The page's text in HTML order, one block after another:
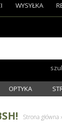
WYSYŁKA
OPTYKA
Strona główna ›